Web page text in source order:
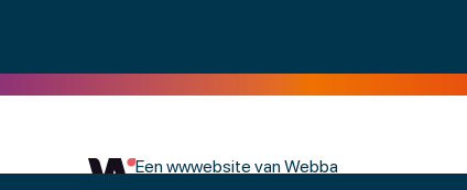
Een wwwebsite van Webba